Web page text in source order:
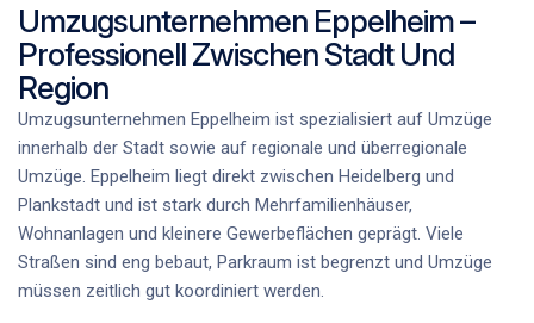
Umzugsunternehmen Eppelheim –
Professionell Zwischen Stadt Und
Region
Umzugsunternehmen Eppelheim ist spezialisiert auf Umzüge
innerhalb der Stadt sowie auf regionale und überregionale
Umzüge. Eppelheim liegt direkt zwischen Heidelberg und
Plankstadt und ist stark durch Mehrfamilienhäuser,
Wohnanlagen und kleinere Gewerbeflächen geprägt. Viele
Straßen sind eng bebaut, Parkraum ist begrenzt und Umzüge
müssen zeitlich gut koordiniert werden.